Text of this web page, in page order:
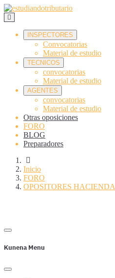
INSPECTORES
Convocatorias
Material de estudio
TECNICOS
convocatorias
Material de estudio
AGENTES
convocatorias
Material de estudio
Otras oposiciones
FORO
BLOG
Preparadores
Inicio
FORO
OPOSITORES HACIENDA
Kunena Menu